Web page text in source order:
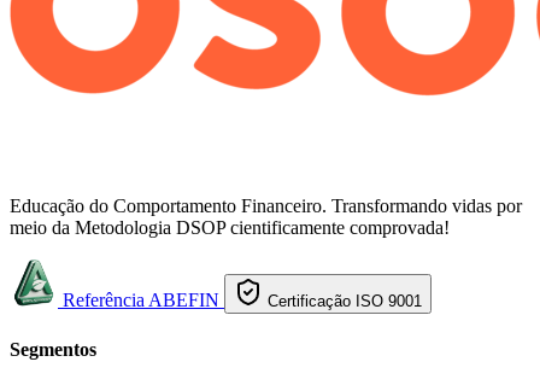
Educação do Comportamento Financeiro. Transformando vidas por
meio da Metodologia DSOP cientificamente comprovada!
Referência ABEFIN Certificação ISO 9001
Segmentos